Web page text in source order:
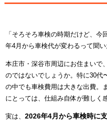
「そろそろ車検の時期だけど、
年4月から車検代が変わるって聞い
本庄市・深谷市周辺にお住まいで
のではないでしょうか。特に30代
の中でも車検費用は大きな出費。
にとっては、仕組み自体が難しく
実は、 2026年4月から車検時に